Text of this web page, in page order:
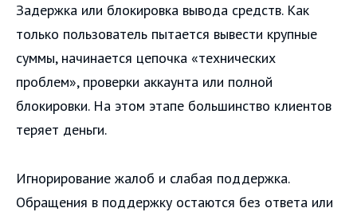
Задержка или блокировка вывода средств. Как
только пользователь пытается вывести крупные
суммы, начинается цепочка «технических
проблем», проверки аккаунта или полной
блокировки. На этом этапе большинство клиентов
теряет деньги.
Игнорирование жалоб и слабая поддержка.
Обращения в поддержку остаются без ответа или